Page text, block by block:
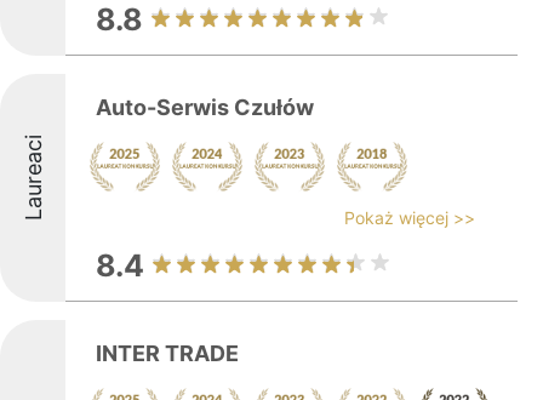
8.8
Laureaci
Auto-Serwis Czułów
Pokaż więcej >>
8.4
INTER TRADE